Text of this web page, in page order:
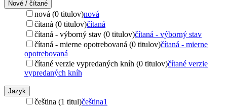
Nové / čítané
nová (0 titulov)nová
čítaná (0 titulov)čítaná
čítaná - výborný stav (0 titulov)čítaná - výborný stav
čítaná - mierne opotrebovaná (0 titulov)čítaná - mierne
opotrebovaná
čítané verzie vypredaných kníh (0 titulov)čítané verzie
vypredaných kníh
Jazyk
čeština (1 titul)čeština1